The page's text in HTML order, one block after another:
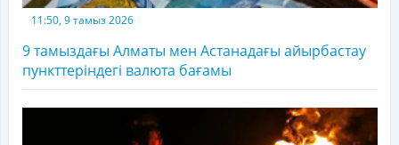
11:50, 9 тамыз 2026
9 тамыздағы Алматы мен Астанадағы айырбастау
пункттеріндегі валюта бағамы